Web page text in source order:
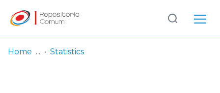
Log
In
(current)
Home Statistics